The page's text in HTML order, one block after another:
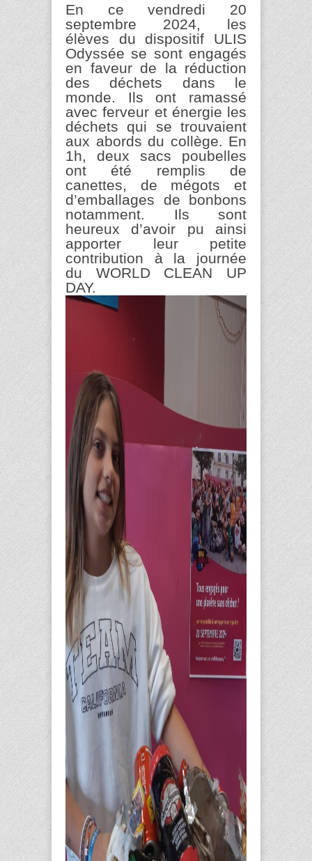
En ce vendredi 20
septembre 2024, les
élèves du dispositif ULIS
Odyssée se sont engagés
en faveur de la réduction
des déchets dans le
monde. Ils ont ramassé
avec ferveur et énergie les
déchets qui se trouvaient
aux abords du collège. En
1h, deux sacs poubelles
ont été remplis de
canettes, de mégots et
d’emballages de bonbons
notamment. Ils sont
heureux d’avoir pu ainsi
apporter leur petite
contribution à la journée
du WORLD CLEAN UP
DAY.